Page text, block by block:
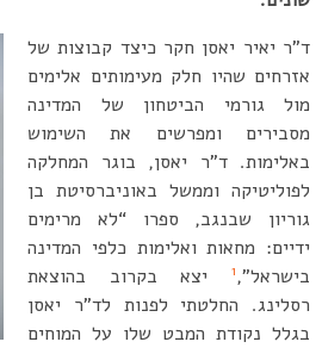
ד”ר יאיר יאסן חקר כיצד קבוצות של
אזרחים שהיו חלק מעימותים אלימים
מול גורמי הביטחון של המדינה
מסבירים ומפרשים את השימוש
באלימות. ד”ר יאסן, בוגר המחלקה
לפוליטיקה וממשל באוניברסיטת בן
גוריון שבנגב, ספרו “לא מרימים
ידיים: מחאות ואלימות כלפי המדינה
בישראל”,1
יצא בקרוב בהוצאת
רסלינג. החלטתי לפנות לד”ר יאסן
בגלל נקודת המבט שלו על המוחים